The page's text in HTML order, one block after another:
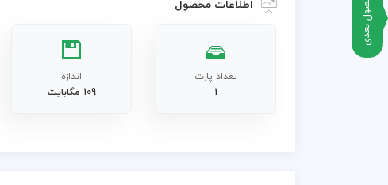
محصول بعدی اطلاعات محصول
تعداد پارت
1
اندازه
109 مگابایت